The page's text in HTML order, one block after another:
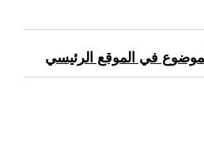
في الموقع الرئيسي